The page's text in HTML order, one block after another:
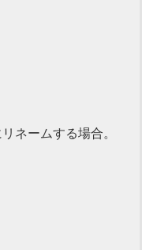
ネームする場合。